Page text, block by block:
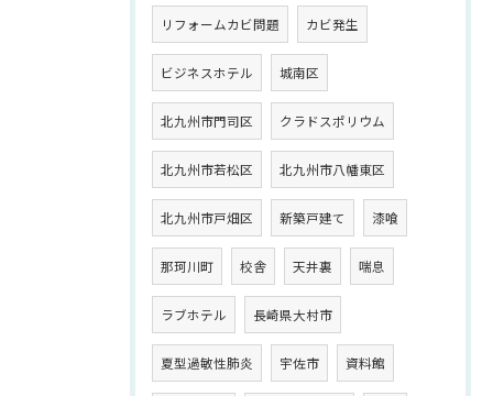
リフォームカビ問題 カビ発生
ビジネスホテル 城南区
北九州市門司区 クラドスポリウム
北九州市若松区 北九州市八幡東区
北九州市戸畑区 新築戸建て 漆喰
那珂川町 校舎 天井裏 喘息
ラブホテル 長崎県大村市
夏型過敏性肺炎 宇佐市 資料館